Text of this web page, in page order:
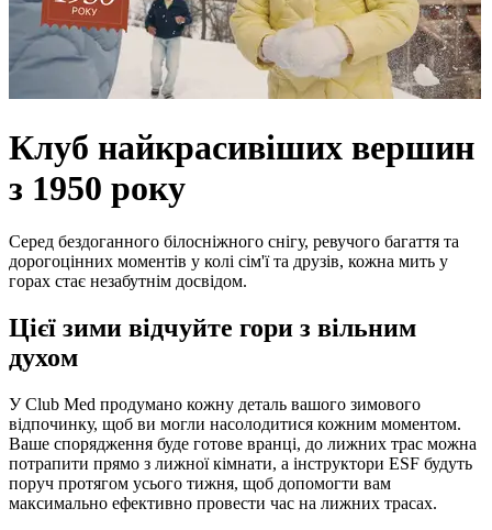
Клуб найкрасивіших вершин
з 1950 року
Серед бездоганного білосніжного снігу, ревучого багаття та
дорогоцінних моментів у колі сім'ї та друзів, кожна мить у
горах стає незабутнім досвідом.
Цієї зими відчуйте гори з вільним
духом
У Club Med продумано кожну деталь вашого зимового
відпочинку, щоб ви могли насолодитися кожним моментом.
Ваше спорядження буде готове вранці, до лижних трас можна
потрапити прямо з лижної кімнати, а інструктори ESF будуть
поруч протягом усього тижня, щоб допомогти вам
максимально ефективно провести час на лижних трасах.